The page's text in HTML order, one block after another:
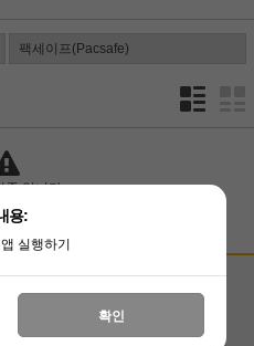
중 입니다.
입금계좌안내
국민은행 051001-04-100255
용:
실행하기
확인